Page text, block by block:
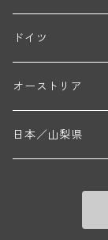
エマニュエル・ルジ
ニコラ・ルジェ(フ
ドニ・ペール・エ・
コント・ラフォン(
フランソワ・ミク
ギイ・ブルトン(モル
レジス・ミネ(プイィ
ド・ラ・ノブレ(シノ
ペリカン
ウィラメット・ヴ
ニコラ・ジェイ
ドイツ
ラインガウ
ゲオルグ・ブロイヤー
フランケン
オーストリア
テルメンレギオン
セップ・モーザ―
カンプタール
日本／山梨県